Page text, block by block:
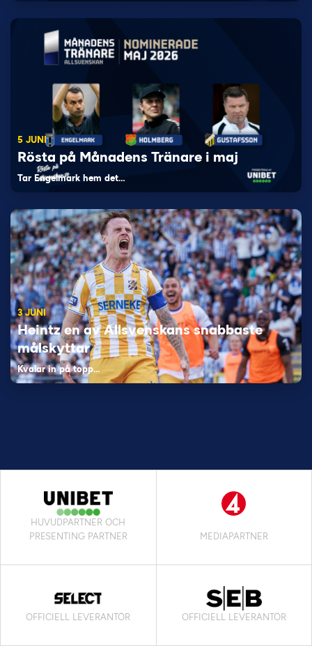
5 JUNI
Rösta på Månadens Tränare i maj
Tar Engelmark hem det…
3 JUNI
Heintz en av Allsvenskans snabbaste
målskyttar
Kvalar in på topp…
HUVUDPARTNER OCH
PRESENTING PARTNER
MEDIAPARTNER
OFFICIELL LEVERANTÖR OFFICIELL LEVERANTÖR